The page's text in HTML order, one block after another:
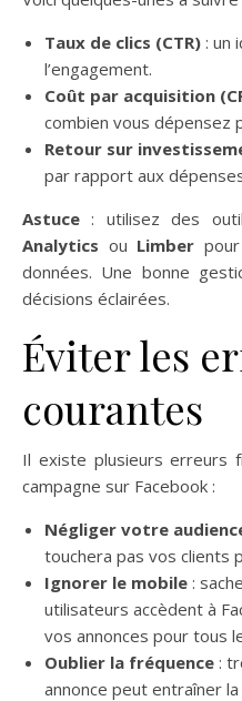
Taux de clics (CTR) : un
l’engagement.
Coût par acquisition
combien vous dépensez
Retour sur
par rapport aux
Astuce : utilisez des
Analytics ou Limber
données. Une bonne
décisions éclairées.
Éviter les
courantes
Il existe plusieurs erreurs
campagne sur Facebook :
Négliger votre
touchera pas vos clients
Ignorer le mobile :
utilisateurs accèdent à
vos annonces pour tous
Oublier la fréquence :
annonce peut entraîner la